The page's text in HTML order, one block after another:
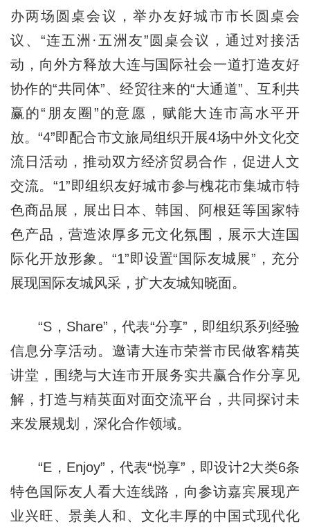
办两场圆桌会议，举办友好城市市长圆桌会
议、“连五洲·五洲友”圆桌会议，通过对接活
动，向外方释放大连与国际社会一道打造友好
协作的“共同体”、经贸往来的“大通道”、互利共
赢的“朋友圈”的意愿，赋能大连市高水平开
放。“4”即配合市文旅局组织开展4场中外文化交
流日活动，推动双方经济贸易合作，促进人文
交流。“1”即组织友好城市参与槐花市集城市特
色商品展，展出日本、韩国、阿根廷等国家特
色产品，营造浓厚多元文化氛围，展示大连国
际化开放形象。“1”即设置“国际友城展”，充分
展现国际友城风采，扩大友城知晓面。
“S，Share”，代表“分享”，即组织系列经验
信息分享活动。邀请大连市荣誉市民做客精英
讲堂，围绕与大连市开展务实共赢合作分享见
解，打造与精英面对面交流平台，共同探讨未
来发展规划，深化合作领域。
“E，Enjoy”，代表“悦享”，即设计2大类6条
特色国际友人看大连线路，向参访嘉宾展现产
业兴旺、景美人和、文化丰厚的中国式现代化